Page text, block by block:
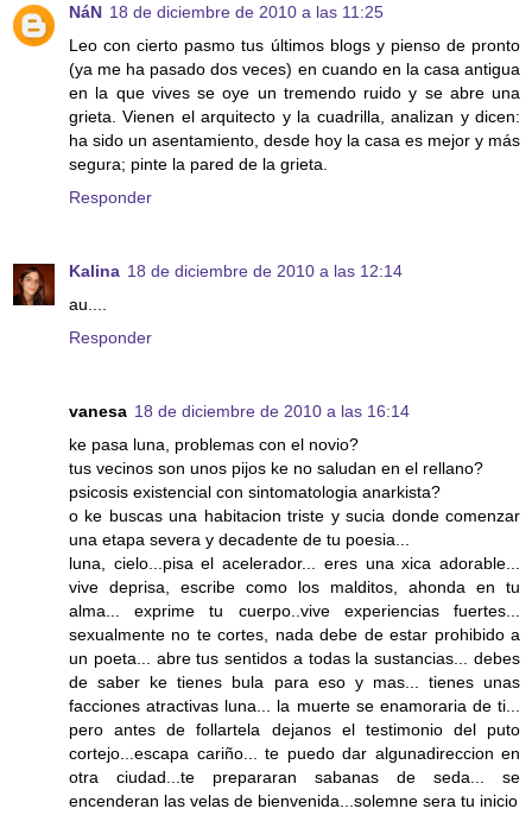
NáN 18 de diciembre de 2010 a las 11:25
Leo con cierto pasmo tus últimos blogs y pienso de pronto
(ya me ha pasado dos veces) en cuando en la casa antigua
en la que vives se oye un tremendo ruido y se abre una
grieta. Vienen el arquitecto y la cuadrilla, analizan y dicen:
ha sido un asentamiento, desde hoy la casa es mejor y más
segura; pinte la pared de la grieta.
Responder
Kalina 18 de diciembre de 2010 a las 12:14
au....
Responder
vanesa 18 de diciembre de 2010 a las 16:14
ke pasa luna, problemas con el novio?
tus vecinos son unos pijos ke no saludan en el rellano?
psicosis existencial con sintomatologia anarkista?
o ke buscas una habitacion triste y sucia donde comenzar
una etapa severa y decadente de tu poesia...
luna, cielo...pisa el acelerador... eres una xica adorable...
vive deprisa, escribe como los malditos, ahonda en tu
alma... exprime tu cuerpo..vive experiencias fuertes...
sexualmente no te cortes, nada debe de estar prohibido a
un poeta... abre tus sentidos a todas la sustancias... debes
de saber ke tienes bula para eso y mas... tienes unas
facciones atractivas luna... la muerte se enamoraria de ti...
pero antes de follartela dejanos el testimonio del puto
cortejo...escapa cariño... te puedo dar algunadireccion en
otra ciudad...te prepararan sabanas de seda... se
encenderan las velas de bienvenida...solemne sera tu inicio